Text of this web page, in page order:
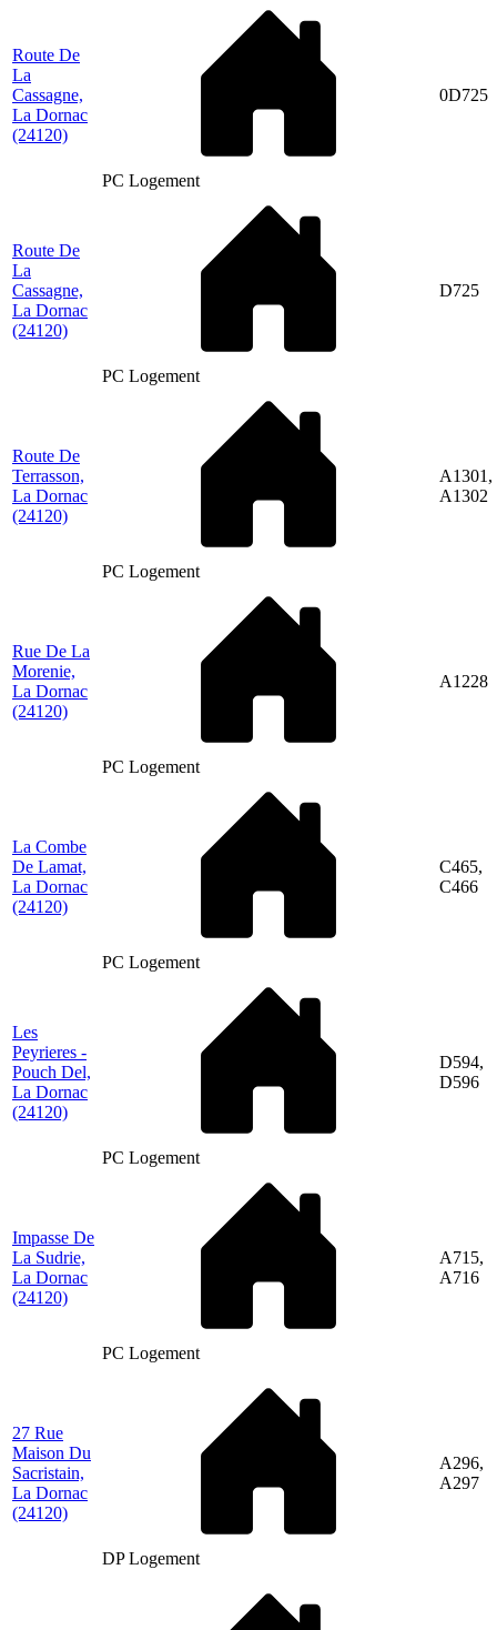
Route De
La
Cassagne,
La Dornac
(24120)
PC Logement
0D725
Route De
La
Cassagne,
La Dornac
(24120)
PC Logement
D725
Route De
Terrasson,
La Dornac
(24120)
PC Logement
A1301,
A1302
Rue De La
Morenie,
La Dornac
(24120)
PC Logement
A1228
La Combe
De Lamat,
La Dornac
(24120)
PC Logement
C465,
C466
Les
Peyrieres -
Pouch Del,
La Dornac
(24120)
PC Logement
D594,
D596
Impasse De
La Sudrie,
La Dornac
(24120)
PC Logement
A715,
A716
27 Rue
Maison Du
Sacristain,
La Dornac
(24120)
DP Logement
A296,
A297